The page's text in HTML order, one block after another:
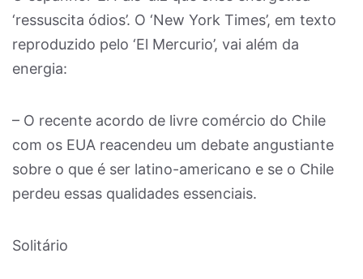
‘ressuscita ódios’. O ‘New York Times’, em texto
reproduzido pelo ‘El Mercurio’, vai além da
energia:
– O recente acordo de livre comércio do Chile
com os EUA reacendeu um debate angustiante
sobre o que é ser latino-americano e se o Chile
perdeu essas qualidades essenciais.
Solitário